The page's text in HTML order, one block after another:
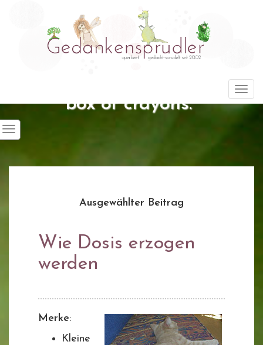
"Life is about using the whole
box of crayons."
Ausgewählter Beitrag
Wie Dosis erzogen
werden
Merke:
Kleine